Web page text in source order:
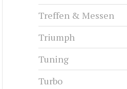
Treffen & Messen
Triumph
Tuning
Turbo